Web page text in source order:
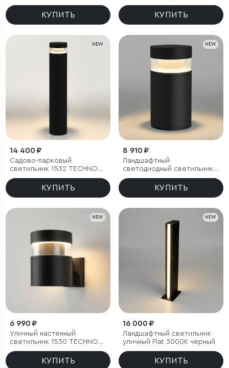
Чёрный IP54
КУПИТЬ
движения Sensor 3000K
КУПИТЬ
NEW
14 400 ₽
Садово-парковый
светильник 1532 TECHNO
LED 3000K чёрный
КУПИТЬ
NEW
8 910 ₽
Ландшафтный
светодиодный светильник
1531 TECHNO LED 3000K
КУПИТЬ
NEW
6 990 ₽
Уличный настенный
светильник 1530 TECHNO
LED 3000K чёрный
КУПИТЬ
NEW
16 000 ₽
Ландшафтный светильник
уличный Flat 3000K чёрный
КУПИТЬ